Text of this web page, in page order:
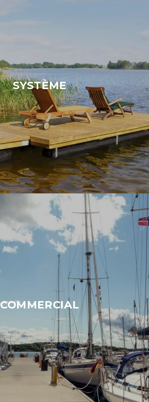
SYSTÈME
COMMERCIAL